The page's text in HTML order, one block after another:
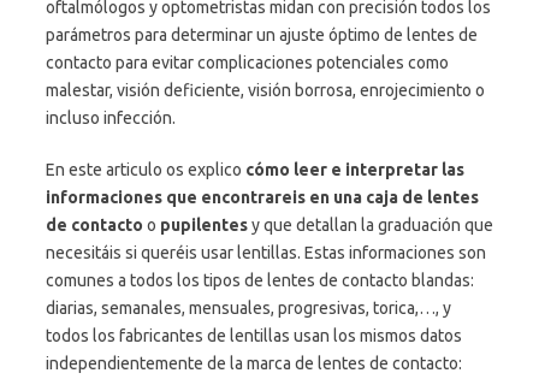
oftalmólogos y optometristas midan con precisión todos los
parámetros para determinar un ajuste óptimo de lentes de
contacto para evitar complicaciones potenciales como
malestar, visión deficiente, visión borrosa, enrojecimiento o
incluso infección.
En este articulo os explico cómo leer e interpretar las
informaciones que encontrareis en una caja de lentes
de contacto o pupilentesy que detallan la graduación que
necesitáis si queréis usar lentillas. Estas informaciones son
comunes a todos los tipos de lentes de contacto blandas:
diarias, semanales, mensuales, progresivas, torica,…, y
todos los fabricantes de lentillas usan los mismos datos
independientemente de la marca de lentes de contacto: